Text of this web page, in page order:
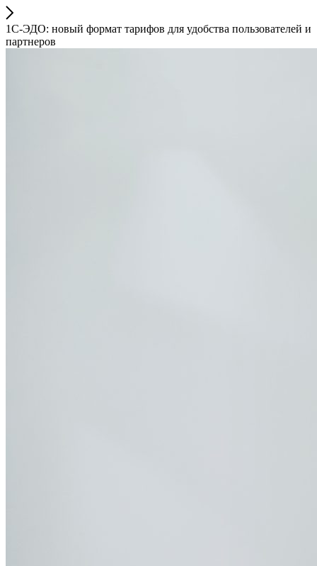
1С-ЭДО: новый формат тарифов для удобства пользователей и
партнеров